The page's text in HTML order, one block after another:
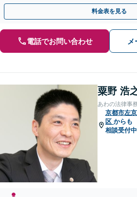
題は自分の代で解決しましょう【完全個室制】
料金表を見る
電話でお問い合わせ
粟野 浩
あわの法律事
京都市左京
区 からも
相談受付中